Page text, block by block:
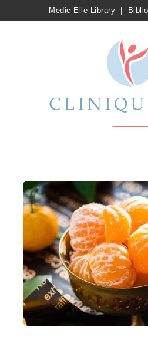
Medic Elle Library